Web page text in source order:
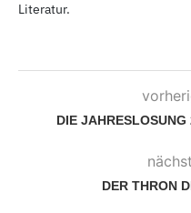
Literatur.
DIE
DER THRON